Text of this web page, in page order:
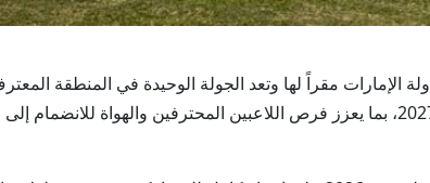
من دولة الإمارات مقراً لها وتعد الجولة الوحيدة في المنطقة
للجولف، اعتماد فئات الإعفاء والمشاركة للموسم الجديد 2026-2027، بما يعزز فرص اللاعبين